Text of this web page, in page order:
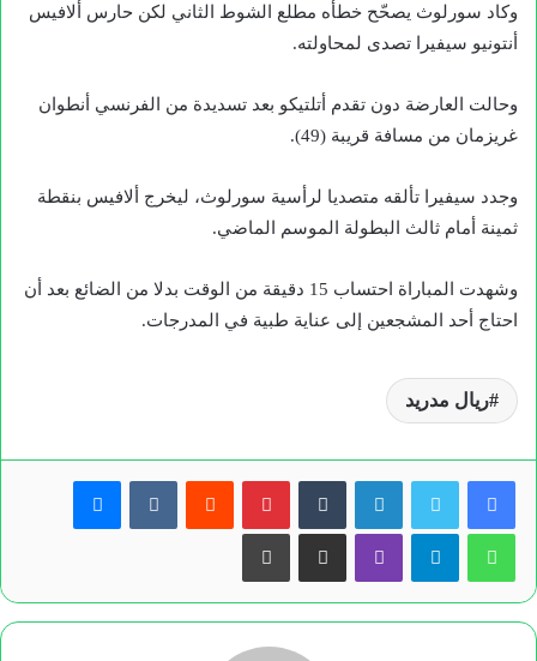
وكاد سورلوث يصحّح خطأه مطلع الشوط الثاني لكن حارس ألافيس
أنتونيو سيفيرا تصدى لمحاولته.
وحالت العارضة دون تقدم أتلتيكو بعد تسديدة من الفرنسي أنطوان
غريزمان من مسافة قريبة (49).
وجدد سيفيرا تألقه متصديا لرأسية سورلوث، ليخرج ألافيس بنقطة
ثمينة أمام ثالث البطولة الموسم الماضي.
وشهدت المباراة احتساب 15 دقيقة من الوقت بدلا من الضائع بعد أن
احتاج أحد المشجعين إلى عناية طبية في المدرجات.
ريال مدريد
لينكدإن بينتيريست ماسنجر
واتساب تيلقرام ڤايبر مشاركة عبر البريد طباعة